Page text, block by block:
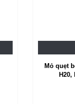
Mỏ quẹt
H20,